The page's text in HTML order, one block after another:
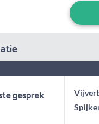
gesprek